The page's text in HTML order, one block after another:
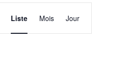
Navigation
de
vues
Liste Mois Jour